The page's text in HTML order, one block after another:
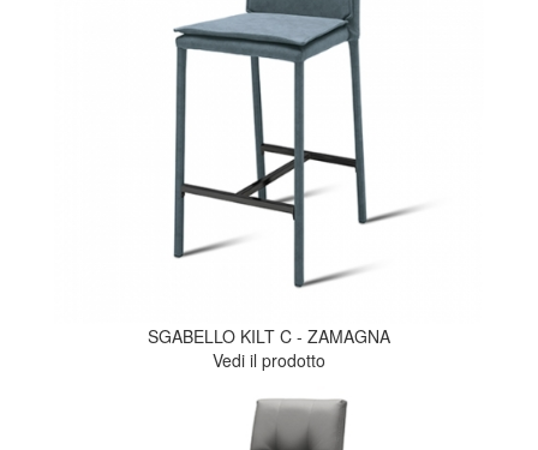
SGABELLO KILT C - ZAMAGNA
Vedi il prodotto